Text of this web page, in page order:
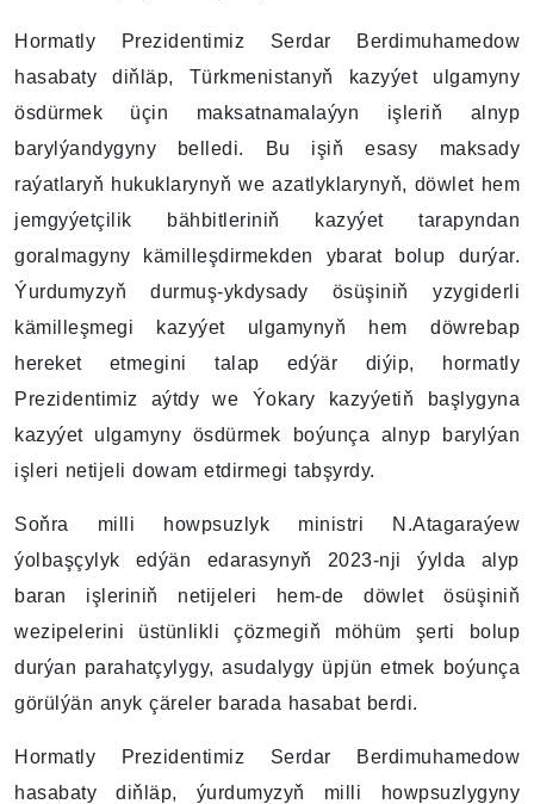
Hormatly Prezidentimiz Serdar Berdimuhamedow
hasabaty diňläp, Türkmenistanyň kazyýet ulgamyny
ösdürmek üçin maksatnamalaýyn işleriň alnyp
barylýandygyny belledi. Bu işiň esasy maksady
raýatlaryň hukuklarynyň we azatlyklarynyň, döwlet hem
jemgyýetçilik bähbitleriniň kazyýet tarapyndan
goralmagyny kämilleşdirmekden ybarat bolup durýar.
Ýurdumyzyň durmuş-ykdysady ösüşiniň yzygiderli
kämilleşmegi kazyýet ulgamynyň hem döwrebap
hereket etmegini talap edýär diýip, hormatly
Prezidentimiz aýtdy we Ýokary kazyýetiň başlygyna
kazyýet ulgamyny ösdürmek boýunça alnyp barylýan
işleri netijeli dowam etdirmegi tabşyrdy.
Soňra milli howpsuzlyk ministri N.Atagaraýew
ýolbaşçylyk edýän edarasynyň 2023-nji ýylda alyp
baran işleriniň netijeleri hem-de döwlet ösüşiniň
wezipelerini üstünlikli çözmegiň möhüm şerti bolup
durýan parahatçylygy, asudalygy üpjün etmek boýunça
görülýän anyk çäreler barada hasabat berdi.
Hormatly Prezidentimiz Serdar Berdimuhamedow
hasabaty diňläp, ýurdumyzyň milli howpsuzlygyny